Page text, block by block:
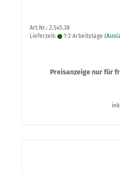
Art.Nr.: 2.545.38
Lieferzeit:
1-2 Arbeitstage
Preisanzeige nur für